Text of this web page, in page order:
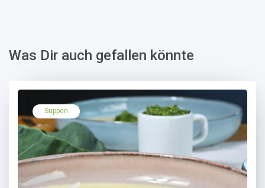
Was Dir auch gefallen könnte
Suppen